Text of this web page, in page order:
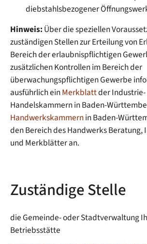
diebstahlsbezogener
Hinweis: Über die speziellen
zuständigen Stellen zur Erteilung von
Bereich der erlaubnispflichtigen
zusätzlichen Kontrollen im Bereich der
überwachungspflichtigen Gewerbe
ausführlich einMerkblattder
Handelskammern in Baden-
Handwerkskammernin Baden-
den Bereich des Handwerks
und Merkblätter an.
Zuständige Stelle
die Gemeinde- oder Stadtverwaltung
Betriebsstätte